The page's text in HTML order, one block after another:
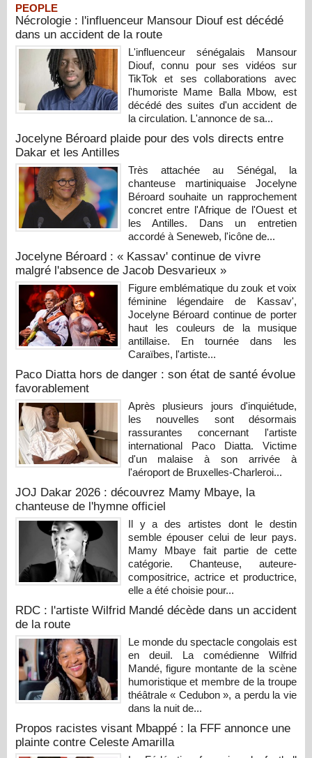
PEOPLE
Nécrologie : l'influenceur Mansour Diouf est décédé
dans un accident de la route
L'influenceur sénégalais Mansour
Diouf, connu pour ses vidéos sur
TikTok et ses collaborations avec
l'humoriste Mame Balla Mbow, est
décédé des suites d'un accident de
la circulation. L'annonce de sa...
Jocelyne Béroard plaide pour des vols directs entre
Dakar et les Antilles
Très attachée au Sénégal, la
chanteuse martiniquaise Jocelyne
Béroard souhaite un rapprochement
concret entre l'Afrique de l'Ouest et
les Antilles. Dans un entretien
accordé à Seneweb, l'icône de...
Jocelyne Béroard : « Kassav' continue de vivre
malgré l'absence de Jacob Desvarieux »
Figure emblématique du zouk et voix
féminine légendaire de Kassav',
Jocelyne Béroard continue de porter
haut les couleurs de la musique
antillaise. En tournée dans les
Caraïbes, l'artiste...
Paco Diatta hors de danger : son état de santé évolue
favorablement
Après plusieurs jours d'inquiétude,
les nouvelles sont désormais
rassurantes concernant l'artiste
international Paco Diatta. Victime
d'un malaise à son arrivée à
l'aéroport de Bruxelles-Charleroi...
JOJ Dakar 2026 : découvrez Mamy Mbaye, la
chanteuse de l'hymne officiel
Il y a des artistes dont le destin
semble épouser celui de leur pays.
Mamy Mbaye fait partie de cette
catégorie. Chanteuse, auteure-
compositrice, actrice et productrice,
elle a été choisie pour...
RDC : l'artiste Wilfrid Mandé décède dans un accident
de la route
Le monde du spectacle congolais est
en deuil. La comédienne Wilfrid
Mandé, figure montante de la scène
humoristique et membre de la troupe
théâtrale « Cedubon », a perdu la vie
dans la nuit de...
Propos racistes visant Mbappé : la FFF annonce une
plainte contre Celeste Amarilla